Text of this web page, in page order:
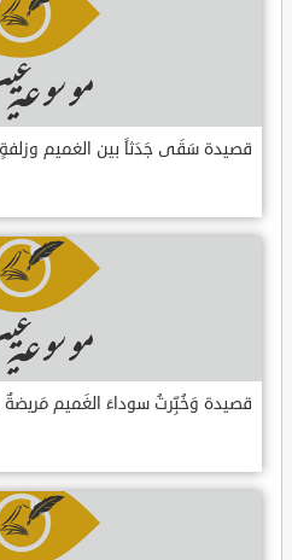
قصيدة سَقَى جَدَثاً بين الغميم وزلفةٍ
قصيدة وَخُبِّرتُ سوداءَ الغَميم مَريضةٌ